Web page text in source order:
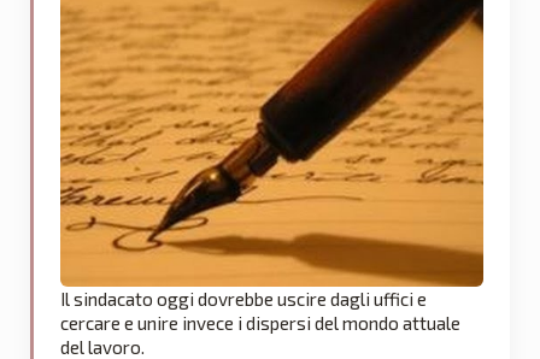
Il sindacato oggi dovrebbe uscire dagli uffici e
cercare e unire invece i dispersi del mondo attuale
del lavoro.